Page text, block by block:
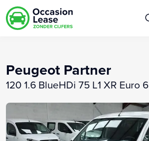
Peugeot Partner
120 1.6 BlueHDi 75 L1 XR Euro 6